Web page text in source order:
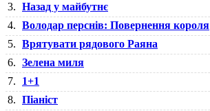
3. Назад у майбутнє
4. Володар перснів: Повернення короля
5. Врятувати рядового Раяна
6. Зелена миля
7.
1+1
8. Піаніст